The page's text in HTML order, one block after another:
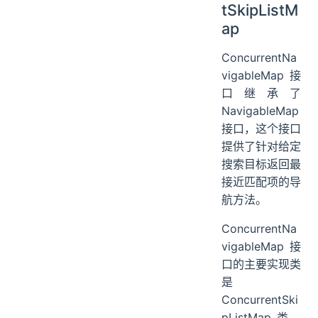
tSkipListM
ap
ConcurrentNa
vigableMap 接
口继承了
NavigableMap
接口，这个接口
提供了针对给定
搜索目标返回最
接近匹配项的导
航方法。
ConcurrentNa
vigableMap 接
口的主要实现类
是
ConcurrentSki